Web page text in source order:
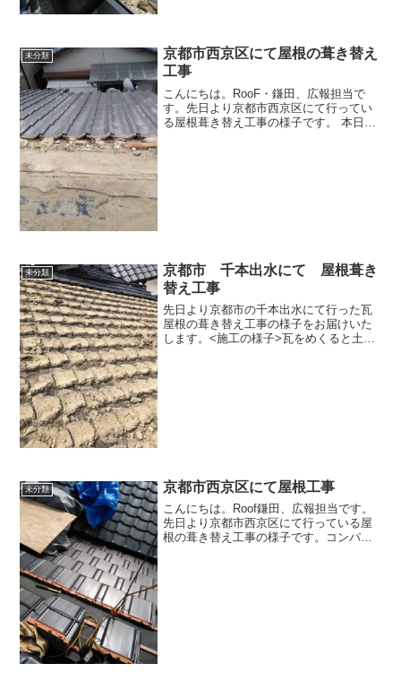
未分類
京都市西京区にて屋根の葺き替え
工事
こんにちは。RooF・鎌田、広報担当で
す。先日より京都市西京区にて行ってい
る屋根葺き替え工事の様子です。 本日は
未分類
京都市 千本出水にて 屋根葺き
替え工事
先日より京都市の千本出水にて行った瓦
屋根の葺き替え工事の様子をお届けいた
します。<施工の様子>瓦をめくると土が
未分類 京都市西京区にて屋根工事
こんにちは。Roof鎌田、広報担当です。
先日より京都市西京区にて行っている屋
根の葺き替え工事の様子です。コンパネ